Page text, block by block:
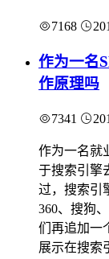
7168
作为一名
作原理吗
7341
作为一名就
于搜索引擎
过，搜索引
360、搜狗
们再追加一
展示在搜索